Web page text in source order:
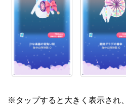
※タップすると大きく表示され